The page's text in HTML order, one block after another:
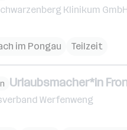
Klinikum
im Pongau
Teilzeit
Urlaubsmacher*in
Werfenweng